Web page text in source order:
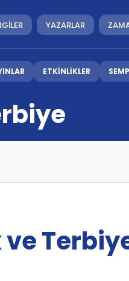
YAZARLAR
ETKİNLİKLER